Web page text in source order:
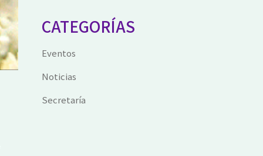
CATEGORÍAS
Eventos
Noticias
Secretaría